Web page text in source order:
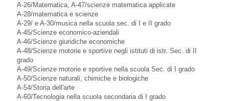
A-26/Matematica, A-47/scienze matematica applicate
A-28/matematica e scienze
A-29/ e A-30/musica nella scuola sec. di I e II grado
A-45/Scienze economico-aziendali
A-46/Scienze giuridiche economiche
A-48/Scienze motorie e sportive negli istituti di istr. Sec. di II
grado
A-49/Scienze motorie e sportive nella scuola Sec. di I grado
A-50/Scienze naturali, chimiche e biologiche
A-54/Storia dell'arte
A-60/Tecnologia nella scuola secondaria di I grado